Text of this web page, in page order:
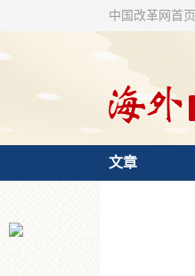
中国改革网首页
文章